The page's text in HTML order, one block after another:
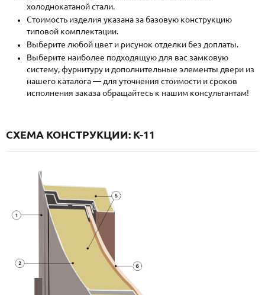
INFO@META-M.RU
ЗАПРОСИТЬ РАСЧЕТ
Каталог Распродажа Как купить
Записаться на замер
холоднокатаной стали.
Стоимость изделия указана за базовую конструкцию
типовой комплектации.
Выберите любой цвет и рисунок отделки без доплаты.
Выберите наиболее подходящую для вас замковую
систему, фурнитуру и дополнительные элементы двери из
нашего каталога — для уточнения стоимости и сроков
исполнения заказа обращайтесь к нашим консультантам!
СХЕМА КОНСТРУКЦИИ: K-11